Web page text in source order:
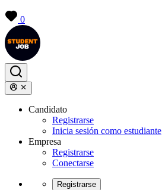
0
Candidato
Registrarse
Inicia sesión como estudiante
Empresa
Registrarse
Conectarse
Registrarse